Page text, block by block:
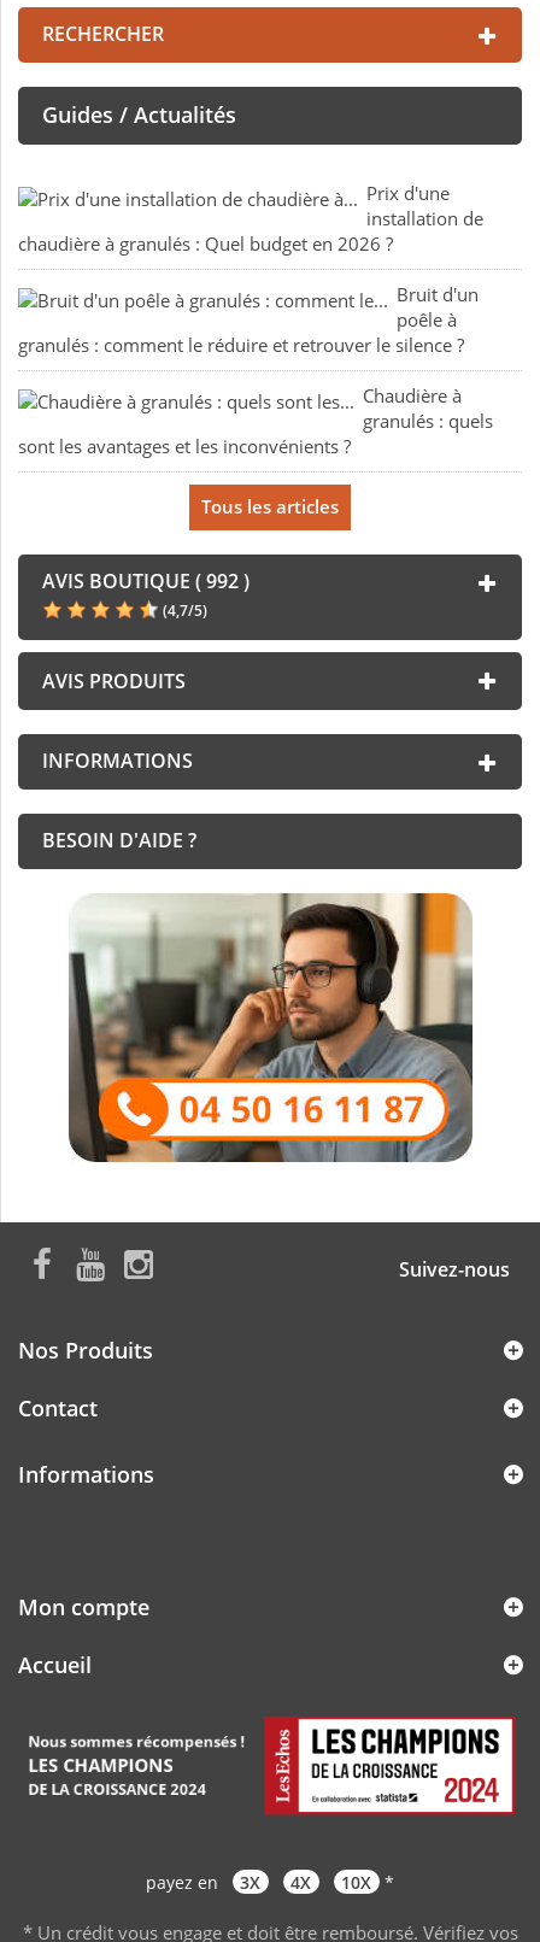
RECHERCHER
Guides / Actualités
Prix d'une
installation de
chaudière à granulés : Quel budget en 2026 ?
Bruit d'un
poêle à
granulés : comment le réduire et retrouver le silence ?
Chaudière à
granulés : quels
sont les avantages et les inconvénients ?
Tous les articles
AVIS BOUTIQUE ( 992 )
(4,7/5)
AVIS PRODUITS
INFORMATIONS
BESOIN D'AIDE ?
Suivez-nous
Nos Produits
Contact
Informations
Mon compte
Accueil
payez en 3X 4X 10X *
* Un crédit vous engage et doit être remboursé. Vérifiez vos